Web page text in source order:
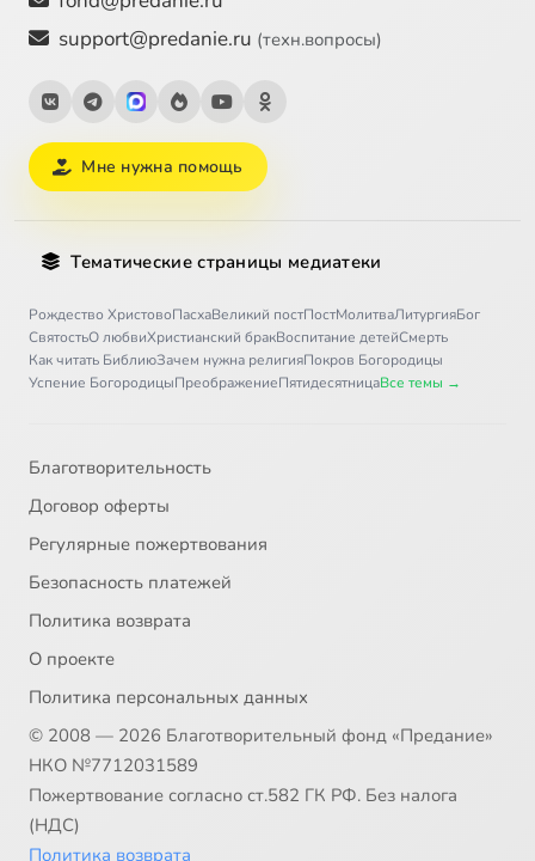
support@predanie.ru (техн.вопросы)
Мне нужна помощь
Тематические страницы медиатеки
Рождество ХристовоПасхаВеликий постПостМолитваЛитургияБог
СвятостьО любвиХристианский бракВоспитание детейСмерть
Как читать БиблиюЗачем нужна религияПокров Богородицы
Успение БогородицыПреображениеПятидесятницаВсе темы →
Благотворительность
Договор оферты
Регулярные пожертвования
Безопасность платежей
Политика возврата
О проекте
Политика персональных данных
© 2008 — 2026 Благотворительный фонд «Предание»
НКО №7712031589
Пожертвование согласно ст.582 ГК РФ. Без налога
(НДС)
Политика возврата